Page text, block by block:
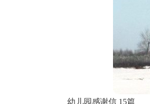
幼儿园感谢信 15篇